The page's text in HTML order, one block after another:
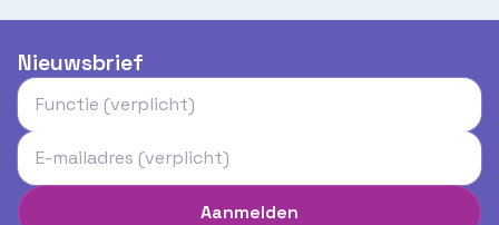
Nieuwsbrief
Aanmelden